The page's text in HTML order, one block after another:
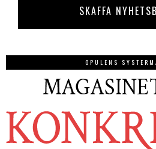
OPULENS